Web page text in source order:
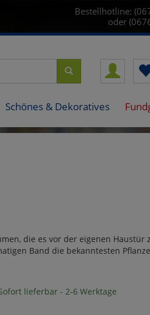
Bestellhotline:
oder
Schönes & Dekoratives
die es vor der eigenen Haustür
Band die bekanntesten
lieferbar - 2-6 Werktage